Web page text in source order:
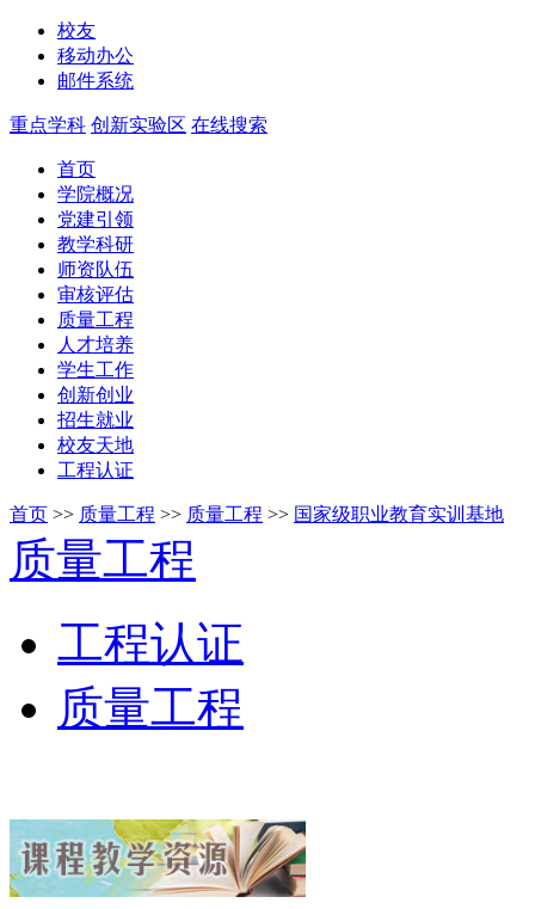
校友
移动办公
邮件系统
重点学科 创新实验区 在线搜索
首页
学院概况
党建引领
教学科研
师资队伍
审核评估
质量工程
人才培养
学生工作
创新创业
招生就业
校友天地
工程认证
首页 >> 质量工程 >> 质量工程 >> 国家级职业教育实训基地
质量工程
工程认证
质量工程